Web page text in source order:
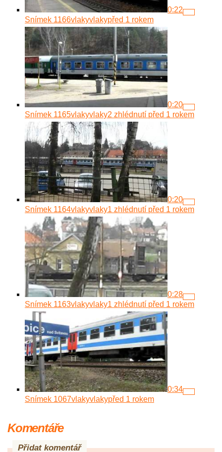
0:22
Snímek 1166vlakyvlakypřed 1 rokem
0:20
Snímek 1165vlakyvlaky2 zhlédnutí před 1 rokem
0:20
Snímek 1164vlakyvlaky1 zhlédnutí před 1 rokem
0:28
Snímek 1163vlakyvlaky1 zhlédnutí před 1 rokem
0:34
Snímek 1067vlakyvlakypřed 1 rokem
Komentáře
Přidat komentář